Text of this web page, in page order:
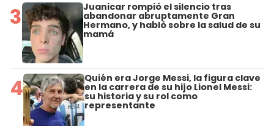
3 Juanicar rompió el silencio tras
abandonar abruptamente Gran
Hermano, y habló sobre la salud de su
mamá
4 Quién era Jorge Messi, la figura clave
en la carrera de su hijo Lionel Messi:
su historia y su rol como
representante